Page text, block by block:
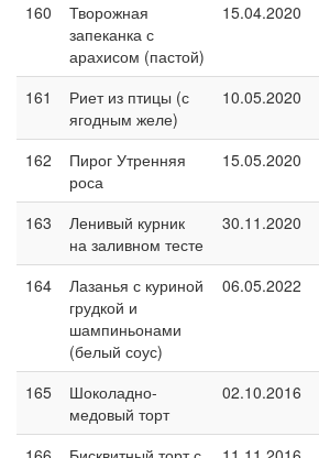
160
Творожная
запеканка с
арахисом (пастой)
15.04.2020
161
Риет из птицы (с
ягодным желе)
10.05.2020
162
Пирог Утренняя
роса
15.05.2020
163
Ленивый курник
на заливном тесте
30.11.2020
164
Лазанья с куриной
грудкой и
шампиньонами
(белый соус)
06.05.2022
165
Шоколадно-
медовый торт
02.10.2016